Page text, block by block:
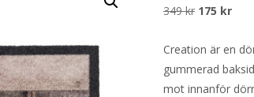
349kr Det
priset
var:
349 kr.
175 krDet
är:
175
Creation är en
gummerad
mot innanför